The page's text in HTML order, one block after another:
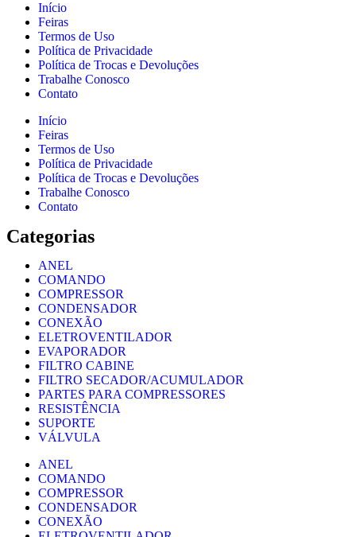
Início
Feiras
Termos de Uso
Política de Privacidade
Política de Trocas e Devoluções
Trabalhe Conosco
Contato
Início
Feiras
Termos de Uso
Política de Privacidade
Política de Trocas e Devoluções
Trabalhe Conosco
Contato
Categorias
ANEL
COMANDO
COMPRESSOR
CONDENSADOR
CONEXÃO
ELETROVENTILADOR
EVAPORADOR
FILTRO CABINE
FILTRO SECADOR/ACUMULADOR
PARTES PARA COMPRESSORES
RESISTÊNCIA
SUPORTE
VÁLVULA
ANEL
COMANDO
COMPRESSOR
CONDENSADOR
CONEXÃO